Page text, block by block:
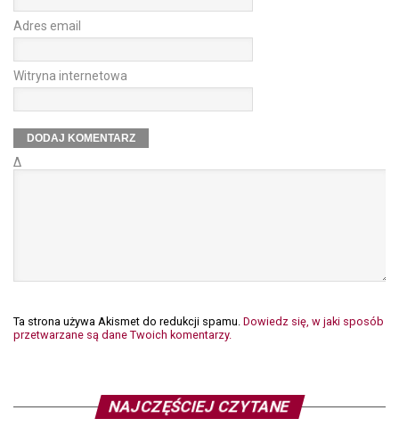
Adres email
Witryna internetowa
Δ
Ta strona używa Akismet do redukcji spamu. Dowiedz się, w jaki sposób
przetwarzane są dane Twoich komentarzy.
NAJCZĘŚCIEJ CZYTANE